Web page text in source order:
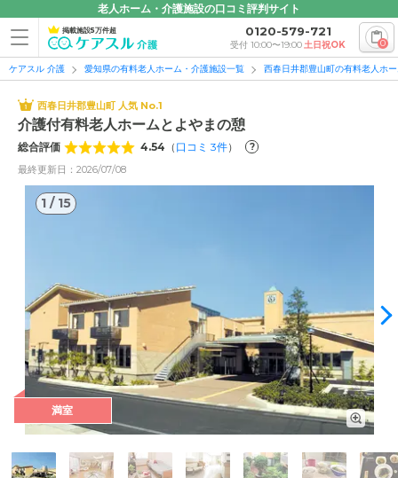
老人ホーム・介護施設の口コミ評判サイト
掲載施設5万件超 0120-579-721
受付 10:00〜19:00土日祝OK 0
ケアスル 介護 愛知県の有料老人ホーム・介護施設一覧 西春日井郡豊山町の有料老人ホ
西春日井郡豊山町 人気 No.1
介護付有料老人ホームとよやまの憩
総合評価 4.54 （ 口コミ 3件） ?
最終更新日：2026/07/08
1 / 15
1/15
気な声が聞こえる環境のなか、明るく楽しい雰囲気作りに努め
満室